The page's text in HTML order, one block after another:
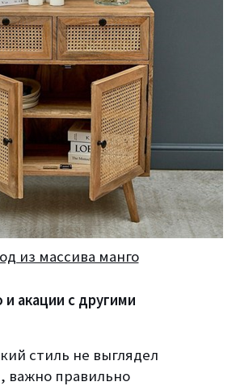
из массива манго
акации с другими
стиль не выглядел
важно правильно